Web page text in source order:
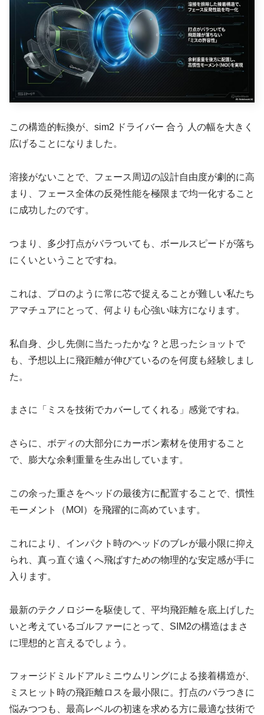
この構造的転換が、sim2 ドライバー 合う 人の幅を大きく
広げることになりました。
溶接がないことで、フェース周辺の設計自由度が劇的に高
まり、 フェース全体の反発性能を極限まで均一化すること
に成功したのです。
つまり、多少打点がバラついても、ボールスピードが落ち
にくいということですね。
これは、プロのように常に芯で捉えることが難しい私たち
アマチュアにとって、何よりも心強い味方になります。
私自身、少し先側に当たったかな？と思ったショットで
も、予想以上に飛距離が伸びているのを何度も経験しまし
た。
まさに「ミスを技術でカバーしてくれる」感覚ですね。
さらに、ボディの大部分にカーボン素材を使用すること
で、膨大な余剰重量を生み出しています。
この余った重さをヘッドの最後方に配置することで、慣性
モーメント（MOI）を飛躍的に高めています。
これにより、インパクト時のヘッドのブレが最小限に抑え
られ、真っ直ぐ遠くへ飛ばすための物理的な安定感が手に
入ります。
最新のテクノロジーを駆使して、平均飛距離を底上げした
いと考えているゴルファーにとって、SIM2の構造はまさ
に理想的と言えるでしょう。
フォージドミルドアルミニウムリングによる接着構造が、
ミスヒット時の飛距離ロスを最小限に。打点のバラつきに
悩みつつも、最高レベルの初速を求める方に最適な技術で